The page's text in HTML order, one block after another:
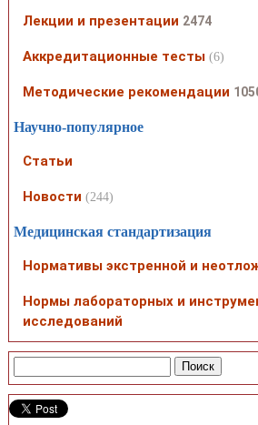
Лекции и презентации 2474
Аккредитационные тесты (6)
Методические рекомендации
Научно-популярное
Статьи
Новости (244)
Медицинская стандартизация
Нормативы экстренной и
Нормы лабораторных и
исследований